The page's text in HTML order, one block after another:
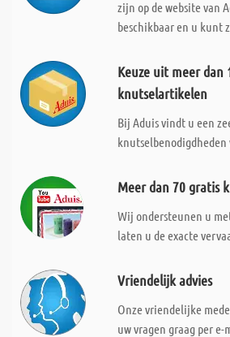
zijn op de website van
beschikbaar en u kunt
Keuze uit meer dan
knutselartikelen
Bij Aduis vindt u een
knutselbenodigdheden
Meer dan 70 gratis
Wij ondersteunen u
laten u de exacte
Vriendelijk advies
Onze vriendelijke
uw vragen graag per